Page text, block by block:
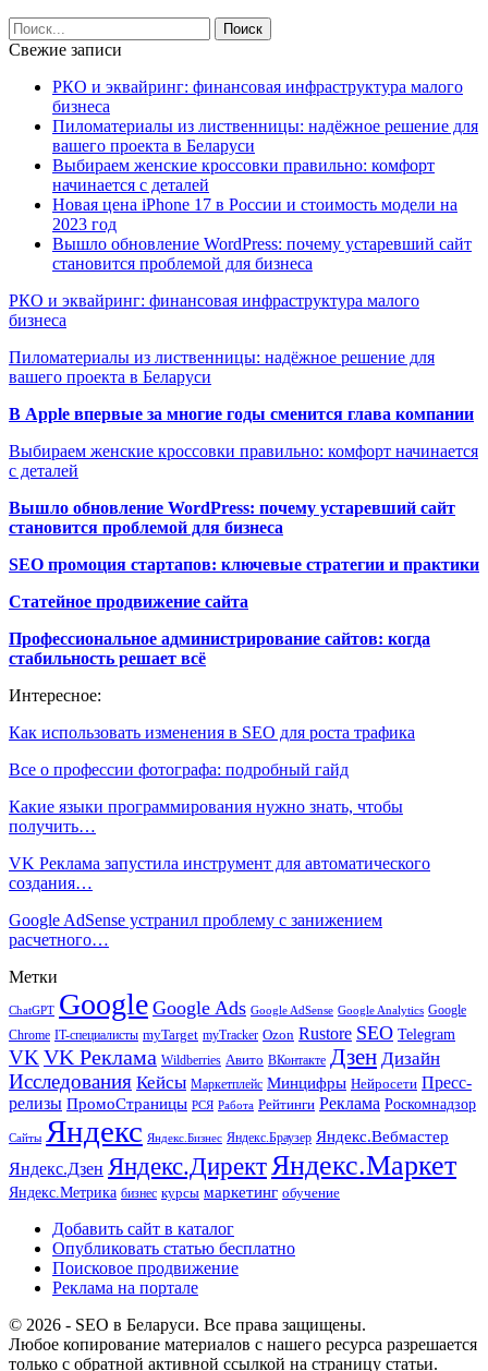
Свежие записи
РКО и эквайринг: финансовая инфраструктура малого
бизнеса
Пиломатериалы из лиственницы: надёжное решение для
вашего проекта в Беларуси
Выбираем женские кроссовки правильно: комфорт
начинается с деталей
Новая цена iPhone 17 в России и стоимость модели на
2023 год
Вышло обновление WordPress: почему устаревший сайт
становится проблемой для бизнеса
РКО и эквайринг: финансовая инфраструктура малого
бизнеса
Пиломатериалы из лиственницы: надёжное решение для
вашего проекта в Беларуси
В Apple впервые за многие годы сменится глава компании
Выбираем женские кроссовки правильно: комфорт начинается
с деталей
Вышло обновление WordPress: почему устаревший сайт
становится проблемой для бизнеса
SEO промоция стартапов: ключевые стратегии и практики
Статейное продвижение сайта
Профессиональное администрирование сайтов: когда
стабильность решает всё
Интересное:
Как использовать изменения в SEO для роста трафика
Все о профессии фотографа: подробный гайд
Какие языки программирования нужно знать, чтобы
получить…
VK Реклама запустила инструмент для автоматического
создания…
Google AdSense устранил проблему с занижением
расчетного…
Метки
ChatGPT Google Google Ads Google AdSense Google Analytics Google
Chrome IT-специалисты myTarget myTracker Ozon Rustore SEO Telegram
VK VK Реклама Wildberries Авито ВКонтакте Дзен Дизайн
Исследования Кейсы Маркетплейс Минцифры Нейросети Пресс-
релизы ПромоСтраницы РСЯ Работа Рейтинги Реклама Роскомнадзор
Сайты Яндекс Яндекс.Бизнес Яндекс.Браузер Яндекс.Вебмастер
Яндекс.Дзен Яндекс.ДиректЯндекс.Маркет
Яндекс.Метрика бизнес курсы маркетинг обучение
Добавить сайт в каталог
Опубликовать статью бесплатно
Поисковое продвижение
Реклама на портале
© 2026 - SEO в Беларуси. Все права защищены.
Любое копирование материалов с нашего ресурса разрешается
только с обратной активной ссылкой на страницу статьи.